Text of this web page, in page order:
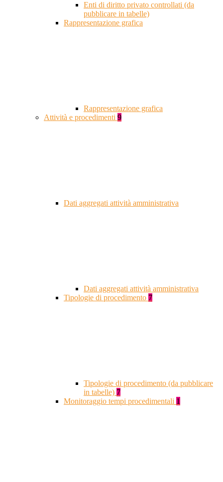
Enti di diritto privato controllati (da
pubblicare in tabelle)
Rappresentazione grafica
Rappresentazione grafica
Attività e procedimenti 9
Dati aggregati attività amministrativa
Dati aggregati attività amministrativa
Tipologie di procedimento 7
Tipologie di procedimento (da pubblicare
in tabelle) 7
Monitoraggio tempi procedimentali 1